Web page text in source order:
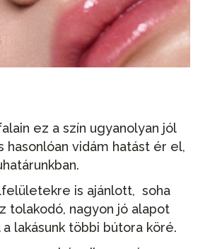
ez a szín ugyanolyan jól
hasonlóan vidám hatást ér el,
is ajánlott, soha
tolakodó, nagyon jó alapot
lakásunk többi bútora köré.